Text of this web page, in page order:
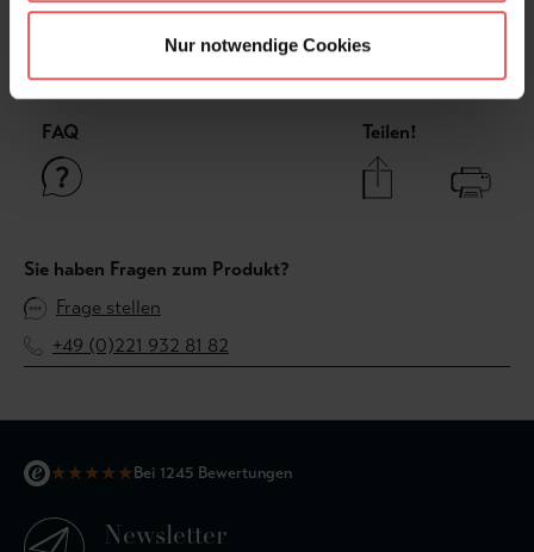
Nur notwendige Cookies
Bewertungen
FAQ Teilen!
Sie haben Fragen zum Produkt?
Frage stellen
+49 (0)221 932 81 82
★★★★★Bei 1245 Bewertungen
Newsletter